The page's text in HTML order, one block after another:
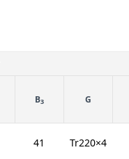
B3 G
41 Tr220×4